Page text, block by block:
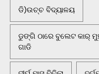
ଡି)ଉଚ୍ଚ ବିଦ୍ୟାଳୟ
ଡୁଙ୍ଗି ଠାରେ ବୁଲେଟ କାର୍
ଗାଡି